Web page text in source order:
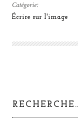
Catégorie:
Écrire sur l'image